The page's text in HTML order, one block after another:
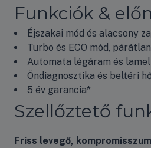
Funkciók &
Éjszakai mód és alacsony
Turbo és ECO mód,
Automata légáram és
Öndiagnosztika és beltéri
5 év garancia*
Szellőztető
Friss levegő,